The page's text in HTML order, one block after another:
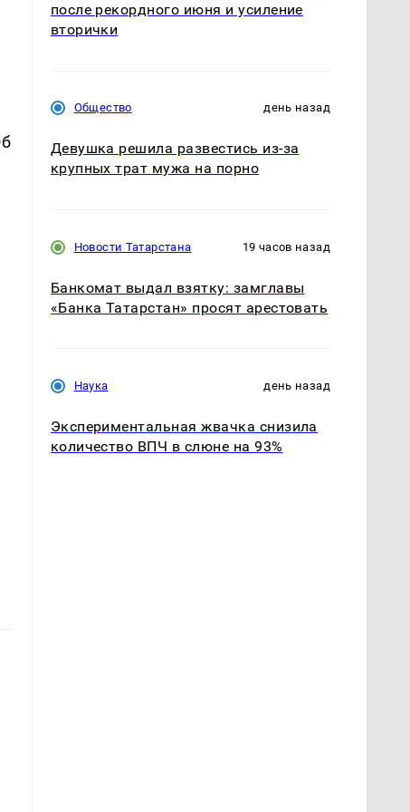
после рекордного июня и усиление
вторички
Общество день назад
Девушка решила развестись из-за
крупных трат мужа на порно
Новости Татарстана 19 часов назад
Банкомат выдал взятку: замглавы
«Банка Татарстан» просят арестовать
Наука день назад
Экспериментальная жвачка снизила
количество ВПЧ в слюне на 93%